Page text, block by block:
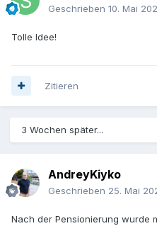
Geschrieben 10. Mai
Tolle Idee!
Zitieren
3 Wochen später...
AndreyKiyko
Geschrieben 25. Mai
Nach der Pensionierung wurde